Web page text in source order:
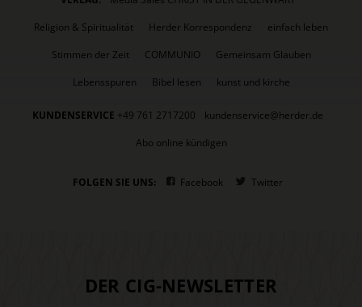
Religion & Spiritualität
Herder Korrespondenz
einfach leben
Stimmen der Zeit
COMMUNIO
Gemeinsam Glauben
Lebensspuren
Bibel lesen kunst und kirche
KUNDENSERVICE +49 761 2717200
kundenservice@herder.de
Abo online kündigen
FOLGEN SIE UNS: Facebook Twitter
DER CIG-NEWSLETTER